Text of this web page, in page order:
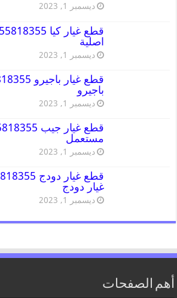
ديسمبر 1, 2023
اصلية
ديسمبر 1, 2023
باجيرو
ديسمبر 1, 2023
مستعمل
ديسمبر 1, 2023
غيار دودج
ديسمبر 1, 2023
أهم الصفحات